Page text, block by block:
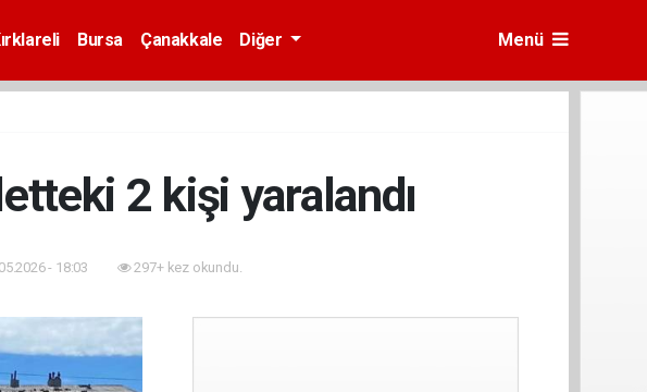
Bursa Çanakkale Diğer Menü
2 kişi yaralandı
- 18:03 297+ kez okundu.